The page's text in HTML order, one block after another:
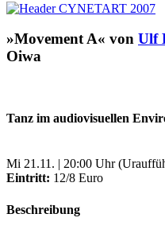
»Movement A« von Ulf
Oiwa
Tanz im audiovisuellen
Mi 21.11. | 20:00 Uhr
Eintritt: 12/8 Euro
Beschreibung